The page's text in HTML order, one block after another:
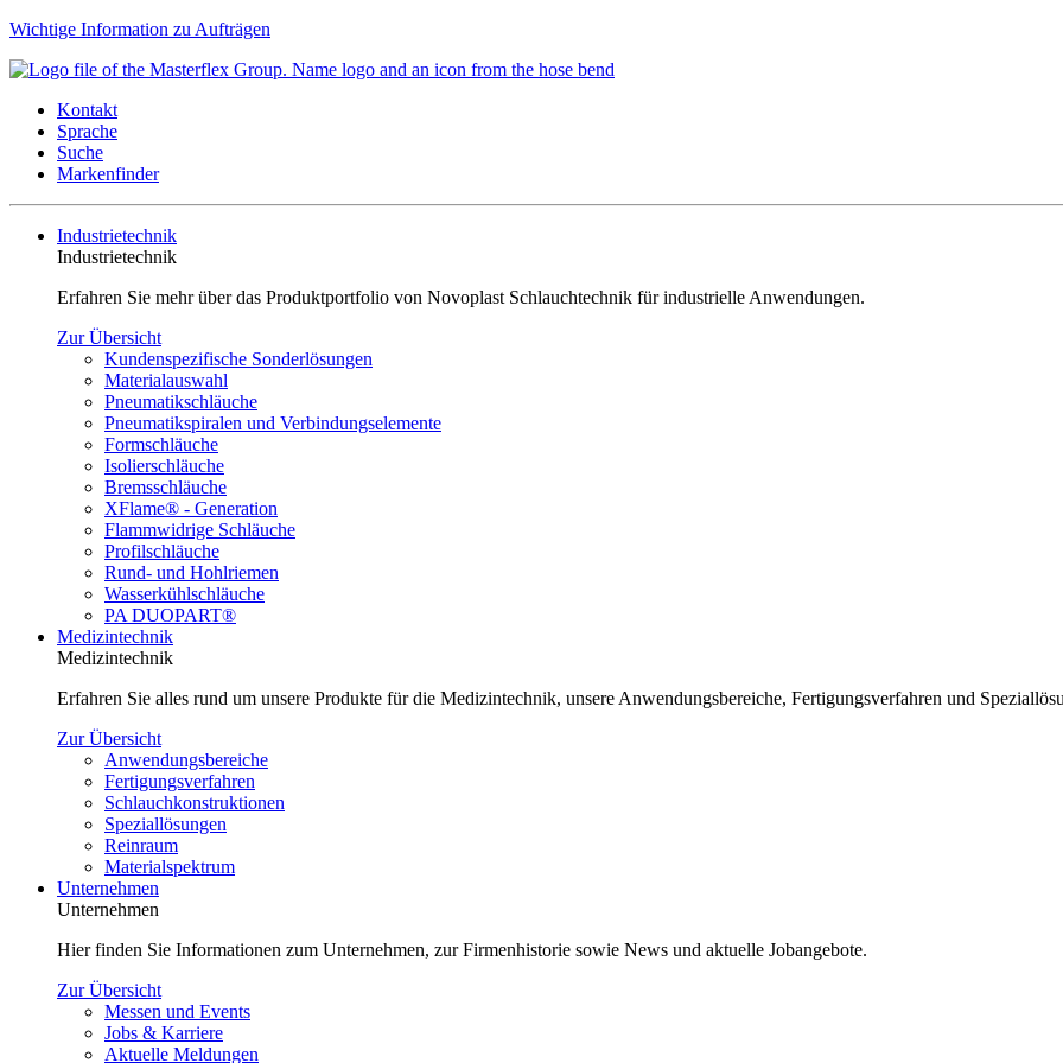
Wichtige Information zu Aufträgen
Kontakt
Sprache
Suche
Markenfinder
Industrietechnik
Industrietechnik
Erfahren Sie mehr über das Produktportfolio von Novoplast Schlauchtechnik für industrielle Anwendungen.
Zur Übersicht
Kundenspezifische Sonderlösungen
Materialauswahl
Pneumatikschläuche
Pneumatikspiralen und Verbindungselemente
Formschläuche
Isolierschläuche
Bremsschläuche
XFlame® - Generation
Flammwidrige Schläuche
Profilschläuche
Rund- und Hohlriemen
Wasserkühlschläuche
PA DUOPART®
Medizintechnik
Medizintechnik
Erfahren Sie alles rund um unsere Produkte für die Medizintechnik, unsere Anwendungsbereiche, Fertigungsverfahren und
Zur Übersicht
Anwendungsbereiche
Fertigungsverfahren
Schlauchkonstruktionen
Speziallösungen
Reinraum
Materialspektrum
Unternehmen
Unternehmen
Hier finden Sie Informationen zum Unternehmen, zur Firmenhistorie sowie News und aktuelle Jobangebote.
Zur Übersicht
Messen und Events
Jobs & Karriere
Aktuelle Meldungen